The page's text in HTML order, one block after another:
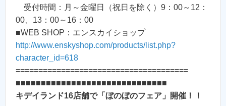
受付時間：月～金曜日（祝日を除く）9：00～12：
00、13：00～16：00
■WEB SHOP：エンスカイショップ
http://www.enskyshop.com/products/list.php?
character_id=618
======================================
■■■■■■■■■■■■■■■■■■■■■■■■■■■■■■
キデイランド16店舗で「ぼのぼのフェア」開催！！